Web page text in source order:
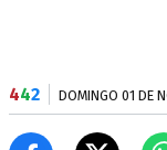
442 DOMINGO 01 DE